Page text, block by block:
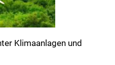
Klimaanlagen und